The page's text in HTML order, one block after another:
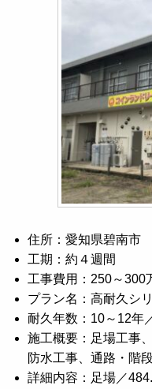
住所：愛知県碧南市
工期：約４週間
工事費用：250～300
プラン名：高耐久シ
耐久年数：10～12年
施工概要：足場工事
防水工事、通路・階
詳細内容：足場／